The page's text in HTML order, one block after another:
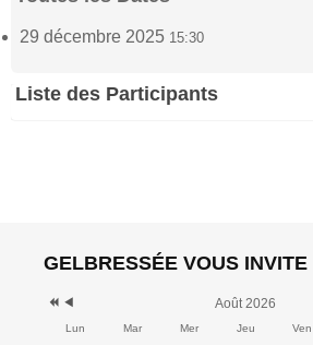
29 décembre 2025 15:30
Liste des Participants
15:30
Jean
29
GELBRESSÉE VOUS INVITE
Août 2026
Lun Mar Mer Jeu Ven